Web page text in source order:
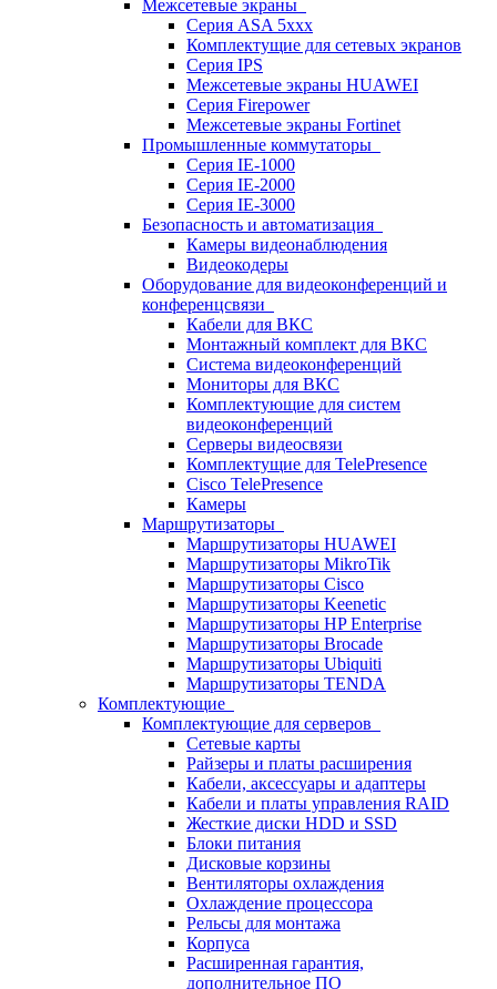
Межсетевые экраны
Серия ASA 5xxx
Комплектущие для сетевых экранов
Серия IPS
Межсетевые экраны HUAWEI
Серия Firepower
Межсетевые экраны Fortinet
Промышленные коммутаторы
Серия IE-1000
Серия IE-2000
Серия IE-3000
Безопасность и автоматизация
Камеры видеонаблюдения
Видеокодеры
Оборудование для видеоконференций и
конференцсвязи
Кабели для ВКС
Монтажный комплект для ВКС
Система видеоконференций
Мониторы для ВКС
Комплектующие для систем
видеоконференций
Серверы видеосвязи
Комплектущие для TelePresence
Cisco TelePresence
Камеры
Маршрутизаторы
Маршрутизаторы HUAWEI
Маршрутизаторы MikroTik
Маршрутизаторы Cisco
Маршрутизаторы Keenetic
Маршрутизаторы HP Enterprise
Маршрутизаторы Brocade
Маршрутизаторы Ubiquiti
Маршрутизаторы TENDA
Комплектующие
Комплектующие для серверов
Сетевые карты
Райзеры и платы расширения
Кабели, аксессуары и адаптеры
Кабели и платы управления RAID
Жесткие диски HDD и SSD
Блоки питания
Дисковые корзины
Вентиляторы охлаждения
Охлаждение процессора
Рельсы для монтажа
Корпуса
Расширенная гарантия,
дополнительное ПО